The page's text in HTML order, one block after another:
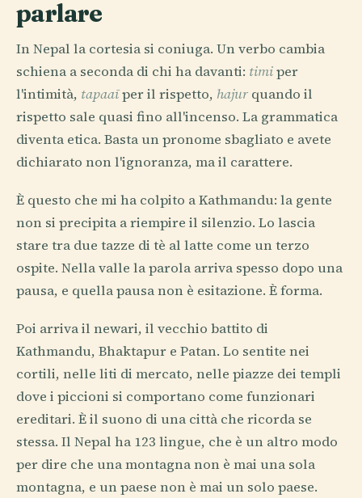
parlare
In Nepal la cortesia si coniuga. Un verbo cambia
schiena a seconda di chi ha davanti: timiper
l'intimità, tapaaīper il rispetto, hajur quando il
rispetto sale quasi fino all'incenso. La grammatica
diventa etica. Basta un pronome sbagliato e avete
dichiarato non l'ignoranza, ma il carattere.
È questo che mi ha colpito a Kathmandu: la gente
non si precipita a riempire il silenzio. Lo lascia
stare tra due tazze di tè al latte come un terzo
ospite. Nella valle la parola arriva spesso dopo una
pausa, e quella pausa non è esitazione. È forma.
Poi arriva il newari, il vecchio battito di
Kathmandu, Bhaktapur e Patan. Lo sentite nei
cortili, nelle liti di mercato, nelle piazze dei templi
dove i piccioni si comportano come funzionari
ereditari. È il suono di una città che ricorda se
stessa. Il Nepal ha 123 lingue, che è un altro modo
per dire che una montagna non è mai una sola
montagna, e un paese non è mai un solo paese.